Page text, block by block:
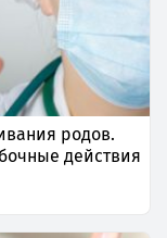
родов.
действия